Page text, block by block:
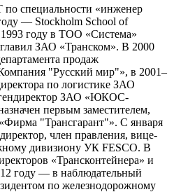
специальности «инженер
— Stockholm School of
1993 году в ТОО «Система»
ЗАО «Транском». В 2000
продаж
"Русский мир"», в 2001–
по логистике ЗАО
ЗАО «ЮКОС-
первым заместителем,
"Трансгарант"». С января
член правления, вице-
дивизиону УК FESCO. В
«Трансконтейнера» и
году — в наблюдательный
по железнодорожному